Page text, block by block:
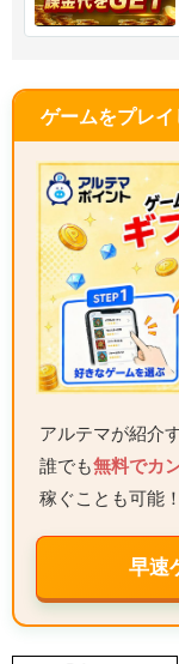
ゲームをプレイ
アルテマが紹介
誰でも無料でカ
稼ぐことも可能！
早速